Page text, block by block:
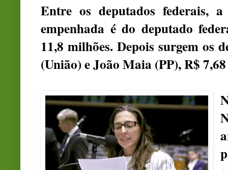
Entre os deputados federais,
empenhada é do deputado
11,8 milhões. Depois surgem os
(União) e João Maia (PP), R$